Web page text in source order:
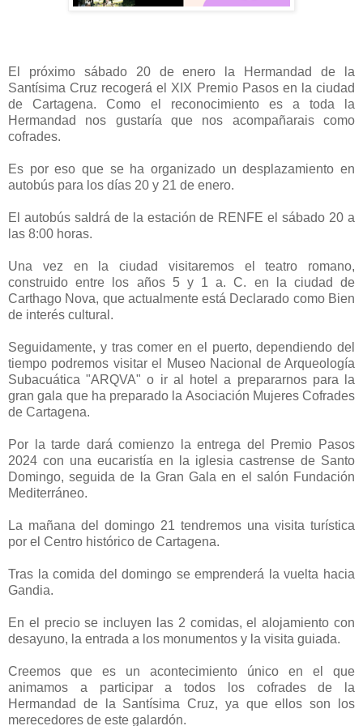
El próximo sábado 20 de enero la Hermandad de la
Santísima Cruz recogerá el XIX Premio Pasos en la ciudad
de Cartagena. Como el reconocimiento es a toda la
Hermandad nos gustaría que nos acompañarais como
cofrades.
Es por eso que se ha organizado un desplazamiento en
autobús para los días 20 y 21 de enero.
El autobús saldrá de la estación de RENFE el sábado 20 a
las 8:00 horas.
Una vez en la ciudad visitaremos el teatro romano,
construido entre los años 5 y 1 a. C. en la ciudad de
Carthago Nova, que actualmente está Declarado como Bien
de interés cultural.
Seguidamente, y tras comer en el puerto, dependiendo del
tiempo podremos visitar el Museo Nacional de Arqueología
Subacuática "ARQVA" o ir al hotel a prepararnos para la
gran gala que ha preparado la Asociación Mujeres Cofrades
de Cartagena.
Por la tarde dará comienzo la entrega del Premio Pasos
2024 con una eucaristía en la iglesia castrense de Santo
Domingo, seguida de la Gran Gala en el salón Fundación
Mediterráneo.
La mañana del domingo 21 tendremos una visita turística
por el Centro histórico de Cartagena.
Tras la comida del domingo se emprenderá la vuelta hacia
Gandia.
En el precio se incluyen las 2 comidas, el alojamiento con
desayuno, la entrada a los monumentos y la visita guiada.
Creemos que es un acontecimiento único en el que
animamos a participar a todos los cofrades de la
Hermandad de la Santísima Cruz, ya que ellos son los
merecedores de este galardón.